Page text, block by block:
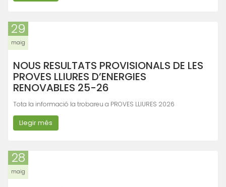
29
maig
NOUS RESULTATS PROVISIONALS DE LES
PROVES LLIURES D’ENERGIES
RENOVABLES 25-26
Tota la informació la trobareu a PROVES LLIURES 2026
Llegir més
28
maig